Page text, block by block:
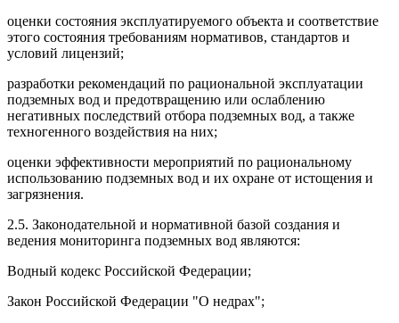
оценки состояния эксплуатируемого объекта и соответствие
этого состояния требованиям нормативов, стандартов и
условий лицензий;
разработки рекомендаций по рациональной эксплуатации
подземных вод и предотвращению или ослаблению
негативных последствий отбора подземных вод, а также
техногенного воздействия на них;
оценки эффективности мероприятий по рациональному
использованию подземных вод и их охране от истощения и
загрязнения.
2.5. Законодательной и нормативной базой создания и
ведения мониторинга подземных вод являются:
Водный кодекс Российской Федерации;
Закон Российской Федерации "О недрах";